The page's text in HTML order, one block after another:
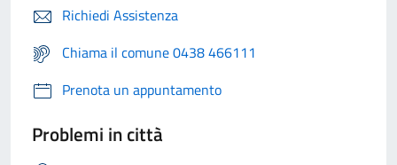
Richiedi Assistenza
Chiama il comune 0438 466111
Prenota un appuntamento
Problemi in città